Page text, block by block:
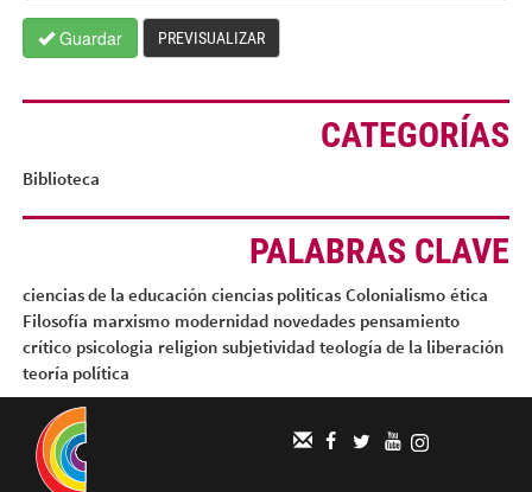
Guardar PREVISUALIZAR
CATEGORÍAS
Biblioteca
PALABRAS CLAVE
ciencias de la educación ciencias politicas Colonialismo ética
Filosofía marxismo modernidad novedades pensamiento
crítico psicologia religion subjetividad teología de la liberación
teoría política